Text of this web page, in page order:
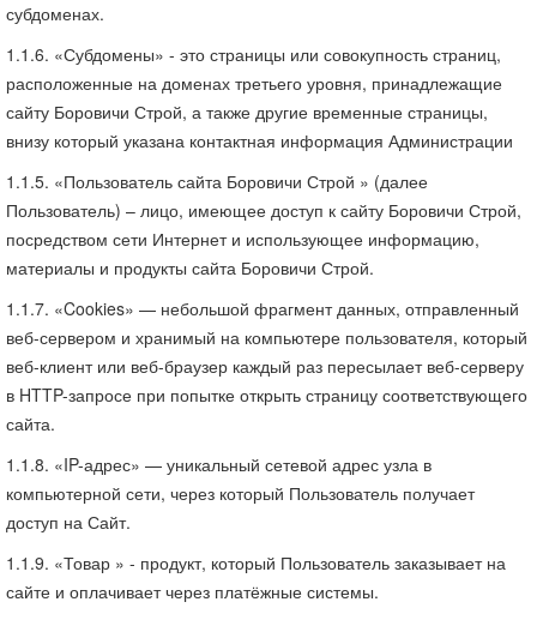
субдоменах.
1.1.6. «Субдомены» - это страницы или совокупность страниц,
расположенные на доменах третьего уровня, принадлежащие
сайту Боровичи Строй, а также другие временные страницы,
внизу который указана контактная информация Администрации
1.1.5. «Пользователь сайта Боровичи Строй » (далее
Пользователь) – лицо, имеющее доступ к сайту Боровичи Строй,
посредством сети Интернет и использующее информацию,
материалы и продукты сайта Боровичи Строй.
1.1.7. «Cookies» — небольшой фрагмент данных, отправленный
веб-сервером и хранимый на компьютере пользователя, который
веб-клиент или веб-браузер каждый раз пересылает веб-серверу
в HTTP-запросе при попытке открыть страницу соответствующего
сайта.
1.1.8. «IP-адрес» — уникальный сетевой адрес узла в
компьютерной сети, через который Пользователь получает
доступ на Сайт.
1.1.9. «Товар » - продукт, который Пользователь заказывает на
сайте и оплачивает через платёжные системы.